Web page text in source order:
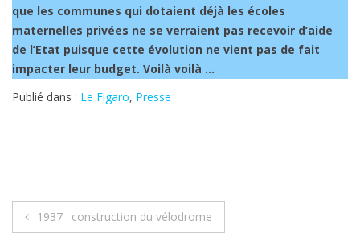
que les communes qui dotaient déjà les écoles
maternelles privées ne se verraient pas recevoir d’aide
de l’Etat puisque cette évolution ne vient pas de fait
impacter leur budget. Voilà voilà …
Publié dans : Le Figaro, Presse
Navigation
1937 : construction du vélodrome